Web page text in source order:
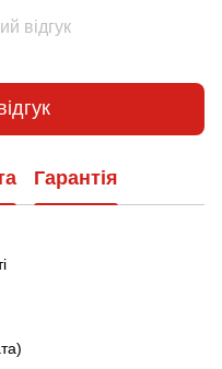
відгук
Гарантія